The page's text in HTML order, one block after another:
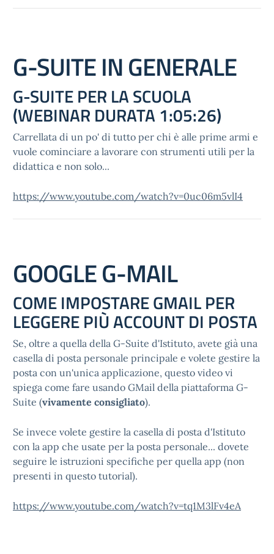
G-SUITE IN GENERALE
G-SUITE PER LA SCUOLA
(WEBINAR DURATA 1:05:26)
Carrellata di un po' di tutto per chi è alle prime armi e
vuole cominciare a lavorare con strumenti utili per la
didattica e non solo...
https://www.youtube.com/watch?v=0uc06m5vlI4
GOOGLE G-MAIL
COME IMPOSTARE GMAIL PER
LEGGERE PIÙ ACCOUNT DI POSTA
Se, oltre a quella della G-Suite d'Istituto, avete già una
casella di posta personale principale e volete gestire la
posta con un'unica applicazione, questo video vi
spiega come fare usando GMail della piattaforma G-
Suite (vivamente consigliato).
Se invece volete gestire la casella di posta d'Istituto
con la app che usate per la posta personale... dovete
seguire le istruzioni specifiche per quella app (non
presenti in questo tutorial).
https://www.youtube.com/watch?v=tq1M3lFv4eA